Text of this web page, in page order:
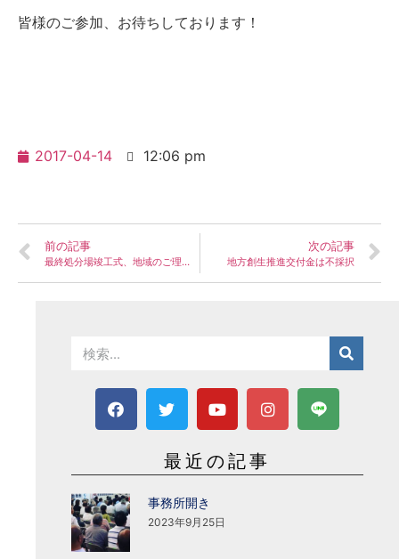
皆様のご参加、お待ちしております！
2017-04-14 12:06 pm
前の記事
最終処分場竣工式、地域のご理解に感謝。
次の記事
地方創生推進交付金は不採択
最近の記事
事務所開き
2023年9月25日